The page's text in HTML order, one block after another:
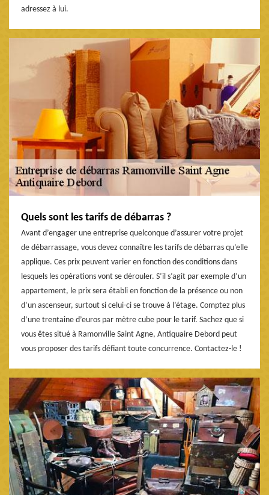
adressez à lui.
Quels sont les tarifs de débarras ?
Avant d’engager une entreprise quelconque d’assurer votre projet
de débarrassage, vous devez connaître les tarifs de débarras qu’elle
applique. Ces prix peuvent varier en fonction des conditions dans
lesquels les opérations vont se dérouler. S’il s’agit par exemple d’un
appartement, le prix sera établi en fonction de la présence ou non
d’un ascenseur, surtout si celui-ci se trouve à l’étage. Comptez plus
d’une trentaine d’euros par mètre cube pour le tarif. Sachez que si
vous êtes situé à Ramonville Saint Agne, Antiquaire Debord peut
vous proposer des tarifs défiant toute concurrence. Contactez-le !